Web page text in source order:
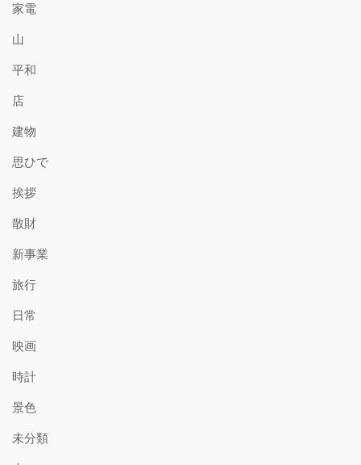
家電
山
平和
店
建物
思ひで
挨拶
散財
新事業
旅行
日常
映画
時計
景色
未分類